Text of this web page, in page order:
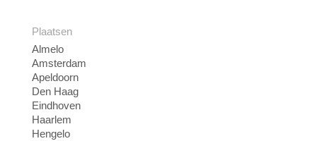
Plaatsen
Almelo
Amsterdam
Apeldoorn
Den Haag
Eindhoven
Haarlem
Hengelo